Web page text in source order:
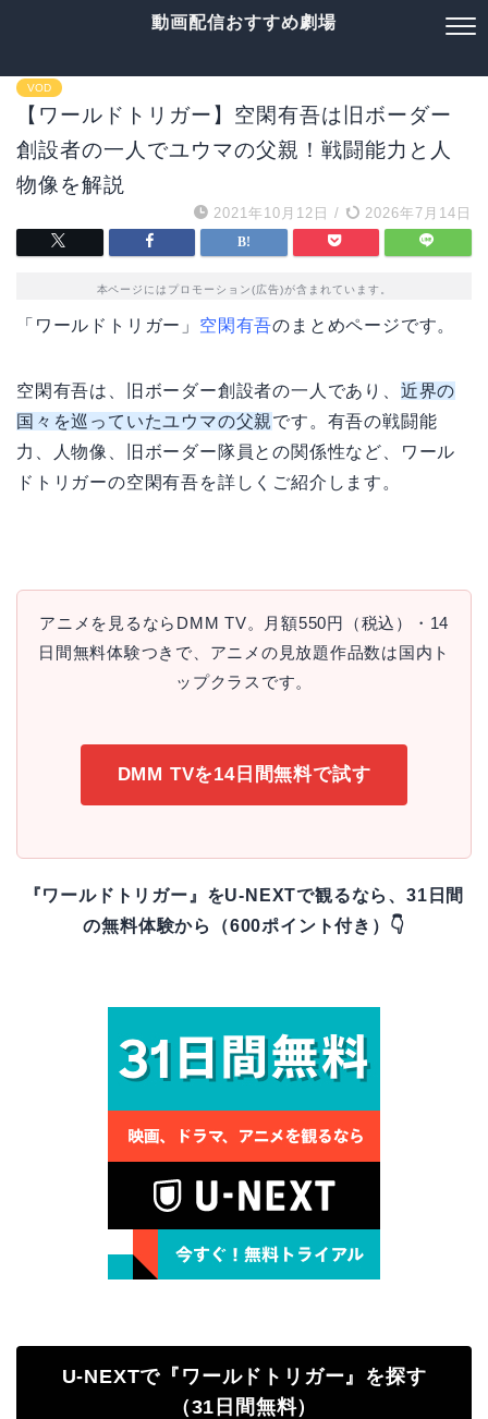
動画配信おすすめ劇場
VOD
【ワールドトリガー】空閑有吾は旧ボーダー
創設者の一人でユウマの父親！戦闘能力と人
物像を解説
2021年10月12日 / 2026年7月14日
本ページにはプロモーション(広告)が含まれています。
「ワールドトリガー」 空閑有吾のまとめページです。
空閑有吾は、旧ボーダー創設者の一人であり、 近界の
国々を巡っていたユウマの父親です。有吾の戦闘能
力、人物像、旧ボーダー隊員との関係性など、ワール
ドトリガーの空閑有吾を詳しくご紹介します。
アニメを見るならDMM TV。月額550円（税込）・14
日間無料体験つきで、アニメの見放題作品数は国内ト
ップクラスです。
DMM TVを14日間無料で試す
『ワールドトリガー』をU-NEXTで観るなら、31日間
の無料体験から（600ポイント付き）👇
U-NEXTで『ワールドトリガー』を探す
（31日間無料）